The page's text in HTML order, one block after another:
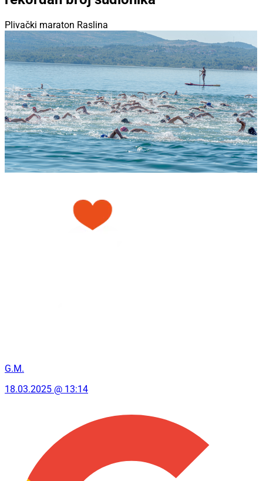
Plivački maraton Raslina
G.M.
18.03.2025 @ 13:14